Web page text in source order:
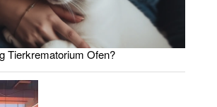
Tierkrematorium Ofen?